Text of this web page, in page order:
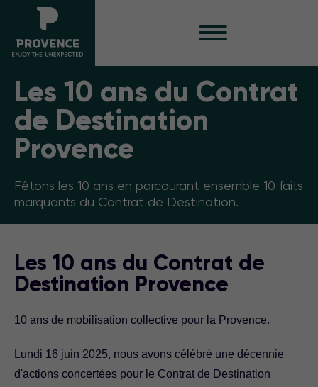
Les 10 ans du Contrat
de Destination
Provence
Fêtons les 10 ans en parcourant ensemble 10 faits
marquants du Contrat de Destination.
Les 10 ans du Contrat de
Destination Provence
10 ans de mobilisation collective pour la Provence.
Lundi 16 juin 2025, nous avons célébré une décennie
d'actions concertées pour le Contrat de Destination